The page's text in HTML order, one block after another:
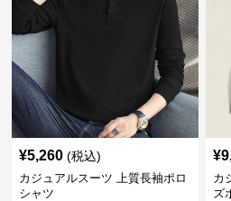
¥5,260 (税込)
カジュアルスーツ 上質長袖ポロ
シャツ
¥
カ
ズ